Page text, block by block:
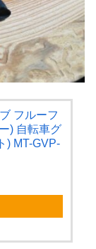
フルーフ
) 自転車グ
) MT-GVP-